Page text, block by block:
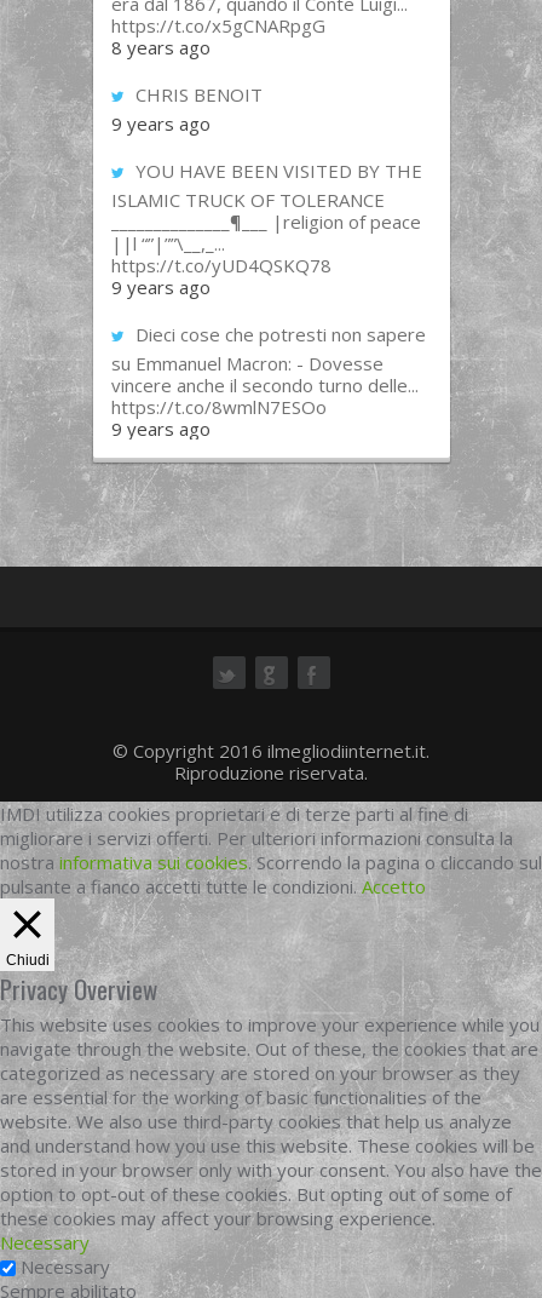
https://t.co/x5gCNARpgG
8 years ago
CHRIS BENOIT
9 years ago
YOU HAVE BEEN VISITED BY THE
ISLAMIC TRUCK OF TOLERANCE
______________¶___ |religion of peace
||l “”|””\__,_...
https://t.co/yUD4QSKQ78
9 years ago
Dieci cose che potresti non sapere
su Emmanuel Macron: - Dovesse
vincere anche il secondo turno delle...
https://t.co/8wmlN7ESOo
9 years ago
© Copyright 2016 ilmegliodiinternet.it.
Riproduzione riservata.
IMDI utilizza cookies proprietari e di terze parti al fine di
migliorare i servizi offerti. Per ulteriori informazioni consulta la
nostra informativa sui cookies. Scorrendo la pagina o cliccando sul
pulsante a fianco accetti tutte le condizioni.Accetto
Chiudi
Privacy Overview
This website uses cookies to improve your experience while you
navigate through the website. Out of these, the cookies that are
categorized as necessary are stored on your browser as they
are essential for the working of basic functionalities of the
website. We also use third-party cookies that help us analyze
and understand how you use this website. These cookies will be
stored in your browser only with your consent. You also have the
option to opt-out of these cookies. But opting out of some of
these cookies may affect your browsing experience.
Necessary
Necessary
Sempre abilitato